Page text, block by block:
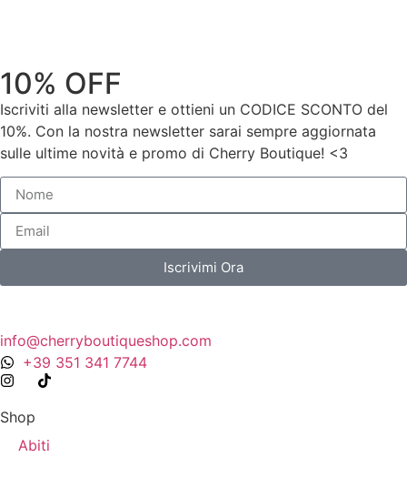
10% OFF
Iscriviti alla newsletter e ottieni un CODICE SCONTO del
10%. Con la nostra newsletter sarai sempre aggiornata
sulle ultime novità e promo di Cherry Boutique! <3
Iscrivimi Ora
info@cherryboutiqueshop.com
+39 351 341 7744
Shop
Abiti